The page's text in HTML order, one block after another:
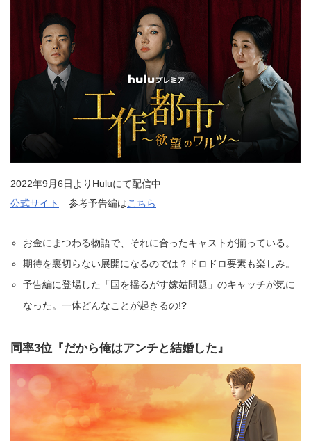
2022年9月6日よりHuluにて配信中
公式サイト
参考予告編はこちら
お金にまつわる物語で、それに合ったキャストが揃っている。
期待を裏切らない展開になるのでは？ドロドロ要素も楽しみ。
予告編に登場した「国を揺るがす嫁姑問題」のキャッチが気に
なった。一体どんなことが起きるの!?
同率3位『だから俺はアンチと結婚した』